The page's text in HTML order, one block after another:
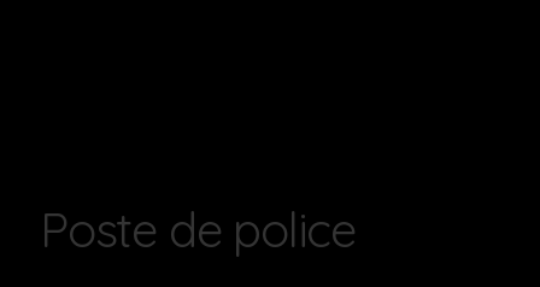
Poste de police